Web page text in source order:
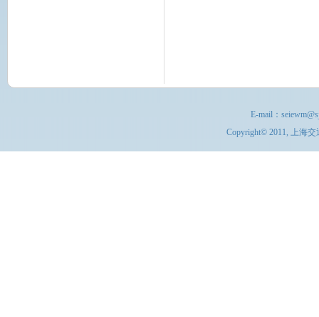
E-mail：
Copyright© 2011, 上海